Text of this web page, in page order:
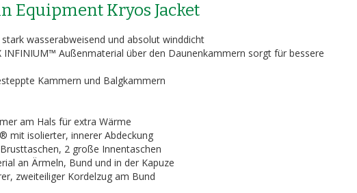
Equipment Kryos Jacket
wasserabweisend und absolut winddicht
INFINIUM™ Außenmaterial über den Daunenkammern sorgt für bessere
Kammern und Balgkammern
am Hals für extra Wärme
mit isolierter, innerer Abdeckung
2 große Innentaschen
an Ärmeln, Bund und in der Kapuze
zweiteiliger Kordelzug am Bund